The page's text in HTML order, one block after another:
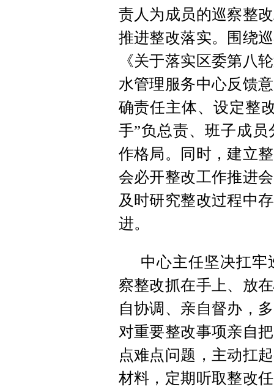
责人为成员的巡察整
推进整改落实。围绕
《关于落实区委第八
水管理服务中心反馈
确责任主体、设定整
手”负总责、班子成
作格局。同时，建立
会必开整改工作推进
及时研究整改过程中
进。
中心主任坚决扛
察整改抓在手上、放
自协调、亲自督办，
对重要整改事项亲自
点难点问题，主动扛
材料，定期听取整改